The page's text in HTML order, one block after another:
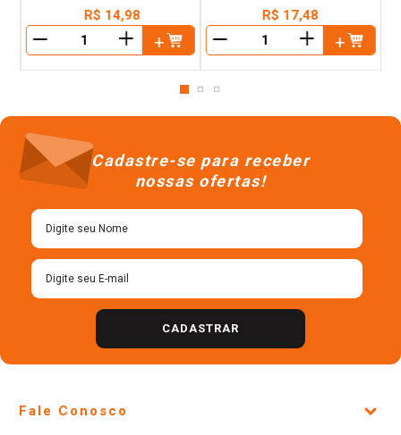
R$ 14,98
＋
R$ 17,48
＋
Cadastre-se para receber
nossas ofertas!
CADASTRAR
Fale Conosco